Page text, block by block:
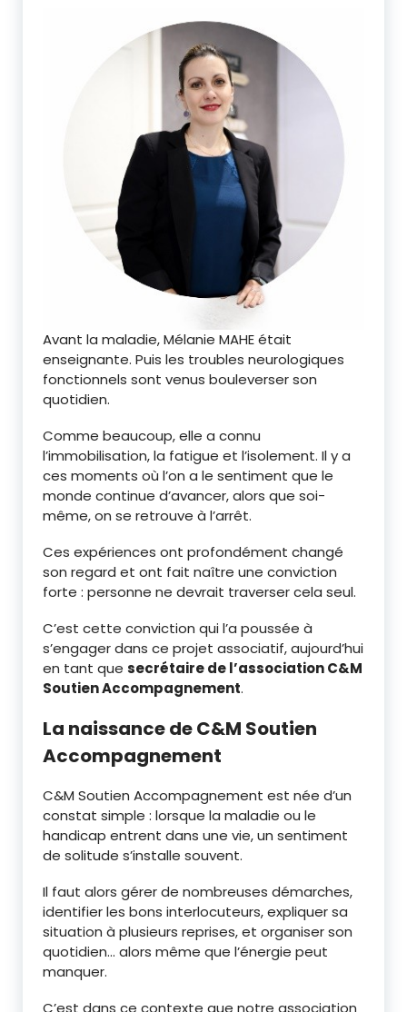
Avant la maladie, Mélanie MAHE était
enseignante. Puis les troubles neurologiques
fonctionnels sont venus bouleverser son
quotidien.
Comme beaucoup, elle a connu
l’immobilisation, la fatigue et l’isolement. Il y a
ces moments où l’on a le sentiment que le
monde continue d’avancer, alors que soi-
même, on se retrouve à l’arrêt.
Ces expériences ont profondément changé
son regard et ont fait naître une conviction
forte : personne ne devrait traverser cela seul.
C’est cette conviction qui l’a poussée à
s’engager dans ce projet associatif, aujourd’hui
en tant que secrétaire de l’association C&M
Soutien Accompagnement.
La naissance de C&M Soutien
Accompagnement
C&M Soutien Accompagnement est née d’un
constat simple : lorsque la maladie ou le
handicap entrent dans une vie, un sentiment
de solitude s’installe souvent.
Il faut alors gérer de nombreuses démarches,
identifier les bons interlocuteurs, expliquer sa
situation à plusieurs reprises, et organiser son
quotidien… alors même que l’énergie peut
manquer.
C’est dans ce contexte que notre association